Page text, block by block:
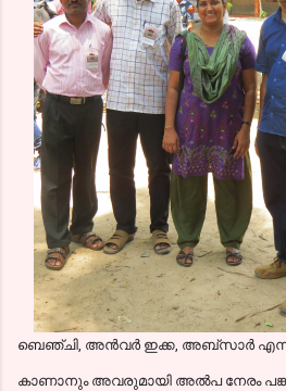
ബെഞ്ചി, അന്‍വര്‍ ഇക്ക, അബ്സാര്‍
കാണാനും അവരുമായി അല്‍പ നേരം